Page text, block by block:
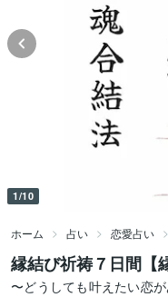
1/10
ホーム 占い 恋愛占い
縁結び祈祷７日間【
〜どうしても叶えたい恋